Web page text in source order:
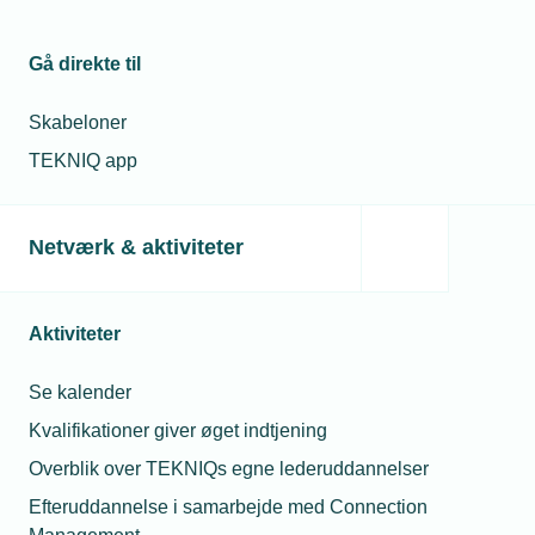
Gå direkte til
Skabeloner
TEKNIQ app
Netværk & aktiviteter
Aktiviteter
Se kalender
Kvalifikationer giver øget indtjening
Overblik over TEKNIQs egne lederuddannelser
Efteruddannelse i samarbejde med Connection
har derfor foreslået en ny permanent ordning.
stedet vil EU ændre sine toldkonsessioner via
med WTO-lande mod kompensation.
over kvoten vil blive mødt med 50 % told (mod
svare til ca. 13 % af EU’s forbrug i 2024 – svarende
Kvoter fordeles pr. produktkategori og baseres på
importmønstre fra 2022–2024. Kvoterne
administreres kvartalsvis for at sikre jævn adgang.
Importører skal oplyse, hvor stålet er smeltet og
støbt ("melt and pour") for at undgå omgåelse af